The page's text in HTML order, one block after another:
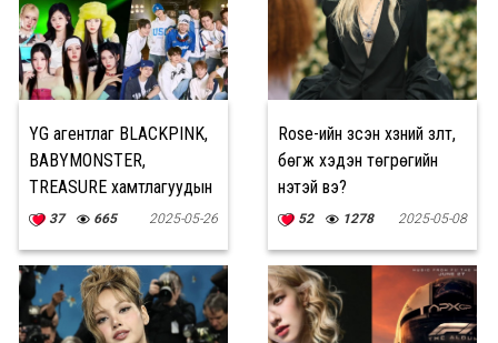
YG агентлаг BLACKPINK,
BABYMONSTER,
TREASURE хамтлагуудын
эргэн ирэлт болон хоёр
нээлтийн төлөвлөгөөг
зарлалаа
37 665 2025-05-26
Rose-ийн зүүсэн хүзүүний зүүлт,
бөгж хэдэн төгрөгийн
үнэтэй вэ?
52 1278 2025-05-08